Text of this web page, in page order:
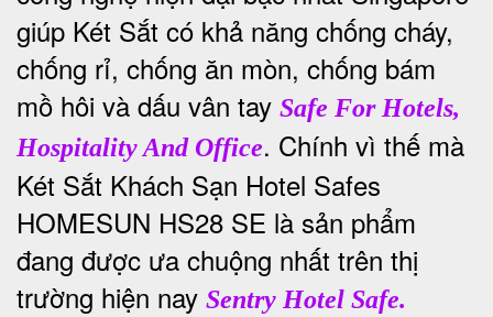
giúp Két Sắt có khả năng chống cháy,
chống rỉ, chống ăn mòn, chống bám
mồ hôi và dấu vân tay Safe For Hotels,
Hospitality And Office. Chính vì thế mà
Két Sắt Khách Sạn Hotel Safes
HOMESUN HS28 SE là sản phẩm
đang được ưa chuộng nhất trên thị
trường hiện nay Sentry Hotel Safe.